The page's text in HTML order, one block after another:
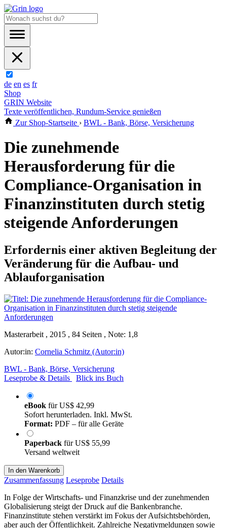
de en es fr
Shop
GRIN Website
Texte veröffentlichen, Rundum-Service genießen
Zur Shop-Startseite › BWL - Bank, Börse, Versicherung
Die zunehmende
Herausforderung für die
Compliance-Organisation in
Finanzinstituten durch stetig
steigende Anforderungen
Erfordernis einer aktiven Begleitung der
Veränderung für die Aufbau- und
Ablauforganisation
Masterarbeit , 2015 , 84 Seiten , Note: 1,8
Autor:in: Cornelia Schmitz (Autor:in)
BWL - Bank, Börse, Versicherung
Leseprobe & Details
Blick ins Buch
eBook fürUS$ 42,99
Sofort herunterladen. Inkl. MwSt.
Format: PDF – für alle Geräte
Paperback fürUS$ 55,99
Versand weltweit
In den Warenkorb
Zusammenfassung Leseprobe Details
In Folge der Wirtschafts- und Finanzkrise und der zunehmenden
Globalisierung steigt der Druck auf die Bankenbranche.
Finanzinstitute stehen verstärkt im Fokus der Aufsichtsbehörden,
aber auch der Öffentlichkeit. Zahlreiche Negativmeldungen sowie